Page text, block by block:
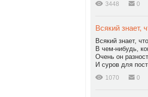
3448 0
Всякий знает,
Всякий знает,
В чем-нибудь,
Очень он
И суров для
1070 0